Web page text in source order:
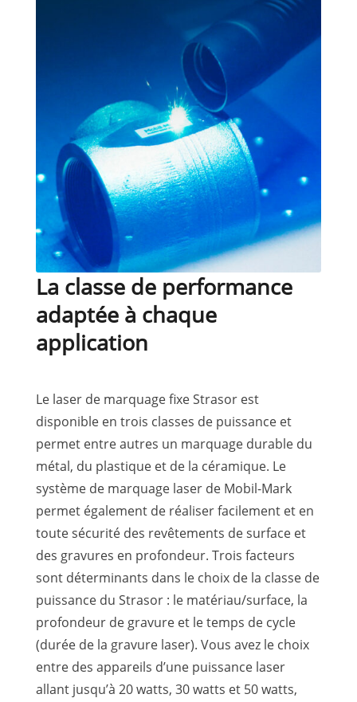
La classe de performance
adaptée à chaque
application
Le laser de marquage fixe Strasor est
disponible en trois classes de puissance et
permet entre autres un marquage durable du
métal, du plastique et de la céramique. Le
système de marquage laser de Mobil-Mark
permet également de réaliser facilement et en
toute sécurité des revêtements de surface et
des gravures en profondeur. Trois facteurs
sont déterminants dans le choix de la classe de
puissance du Strasor : le matériau/surface, la
profondeur de gravure et le temps de cycle
(durée de la gravure laser). Vous avez le choix
entre des appareils d’une puissance laser
allant jusqu’à 20 watts, 30 watts et 50 watts,